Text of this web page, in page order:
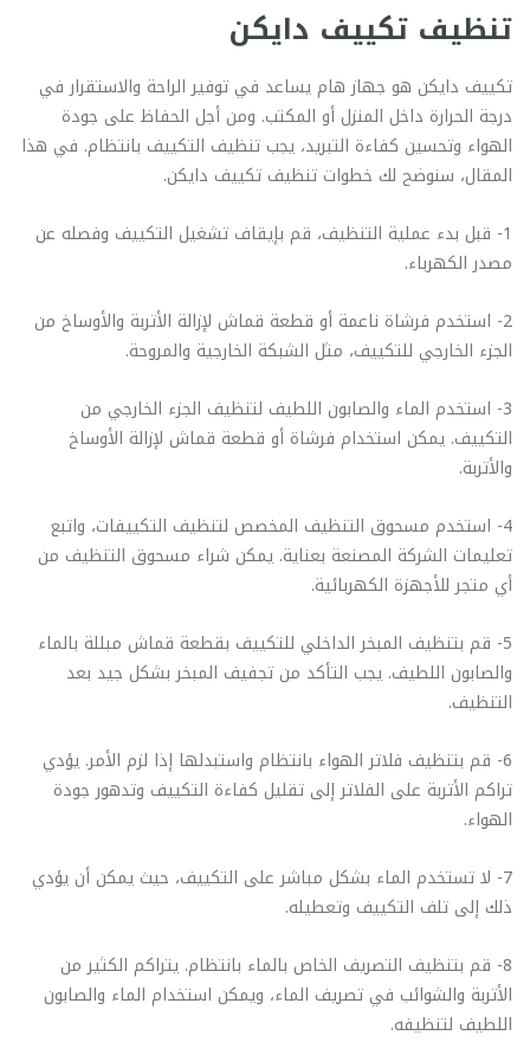
تنظيف تكييف دايكن
تكييف دايكن هو جهاز هام يساعد في توفير الراحة والاستقرار في
درجة الحرارة داخل المنزل أو المكتب. ومن أجل الحفاظ على جودة
الهواء وتحسين كفاءة التبريد، يجب تنظيف التكييف بانتظام. في هذا
المقال، سنوضح لك خطوات تنظيف تكييف دايكن.
1- قبل بدء عملية التنظيف، قم بإيقاف تشغيل التكييف وفصله عن
مصدر الكهرباء.
2- استخدم فرشاة ناعمة أو قطعة قماش لإزالة الأتربة والأوساخ من
الجزء الخارجي للتكييف، مثل الشبكة الخارجية والمروحة.
3- استخدم الماء والصابون اللطيف لتنظيف الجزء الخارجي من
التكييف. يمكن استخدام فرشاة أو قطعة قماش لإزالة الأوساخ
والأتربة.
4- استخدم مسحوق التنظيف المخصص لتنظيف التكييفات، واتبع
تعليمات الشركة المصنعة بعناية. يمكن شراء مسحوق التنظيف من
أي متجر للأجهزة الكهربائية.
5- قم بتنظيف المبخر الداخلي للتكييف بقطعة قماش مبللة بالماء
والصابون اللطيف. يجب التأكد من تجفيف المبخر بشكل جيد بعد
التنظيف.
6- قم بتنظيف فلاتر الهواء بانتظام واستبدلها إذا لزم الأمر. يؤدي
تراكم الأتربة على الفلاتر إلى تقليل كفاءة التكييف وتدهور جودة
الهواء.
7- لا تستخدم الماء بشكل مباشر على التكييف، حيث يمكن أن يؤدي
ذلك إلى تلف التكييف وتعطيله.
8- قم بتنظيف التصريف الخاص بالماء بانتظام. يتراكم الكثير من
الأتربة والشوائب في تصريف الماء، ويمكن استخدام الماء والصابون
اللطيف لتنظيفه.